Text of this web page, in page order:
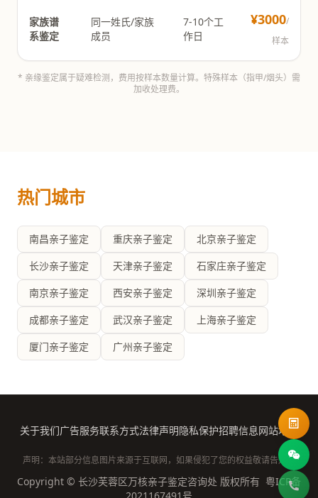
家族谱
系鉴定
同一姓氏/家族
成员
7-10个工
作日
¥3000/
样本
* 亲缘鉴定属于疑难检测，费用按样本数量计算。特殊样本（指甲/烟头）需
加收处理费。
热门城市
南昌亲子鉴定 重庆亲子鉴定
北京亲子鉴定
长沙亲子鉴定
天津亲子鉴定
石家庄亲子鉴定
南京亲子鉴定
西安亲子鉴定
深圳亲子鉴定
成都亲子鉴定
武汉亲子鉴定
上海亲子鉴定
厦门亲子鉴定
广州亲子鉴定
关于我们广告服务联系方式法律声明隐私保护招聘信息网站地图
声明：本站部分信息图片来源于互联网，如果侵犯了您的权益敬请告知。
Copyright © 长沙芙蓉区万核亲子鉴定咨询处 版权所有 粤ICP备